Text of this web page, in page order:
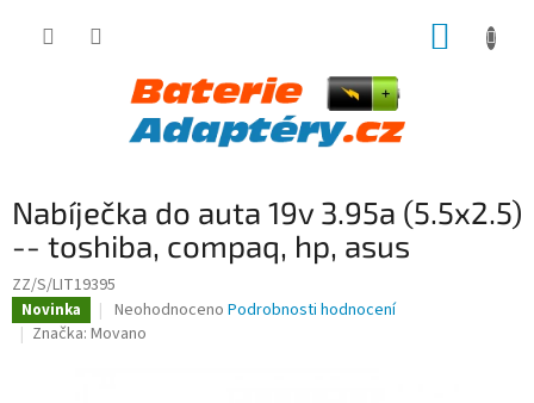
Nabíječka do auta 19v 3.95a (5.5x2.5)
-- toshiba, compaq, hp, asus
ZZ/S/LIT19395
Novinka
Průměrné
hodnocení
Neohodnoceno Podrobnosti hodnocení
Značka: Movano